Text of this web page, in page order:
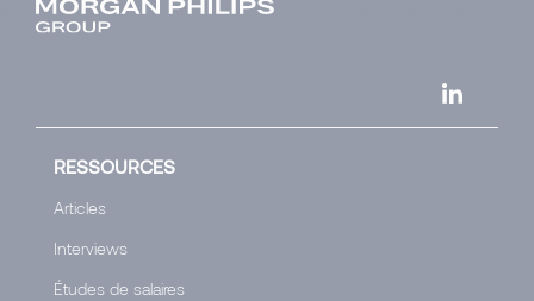
RESSOURCES
Articles
Interviews
Études de salaires